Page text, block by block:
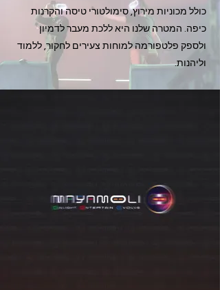
כולל מכוניות מירוץ, סימולטורי טיסה והקרנות
כיפה. המטרה שלנו היא ללכת מעבר לדמיון
ולספק פלטפורמה למוחות צעירים לחקור, ללמוד
וליהנות.